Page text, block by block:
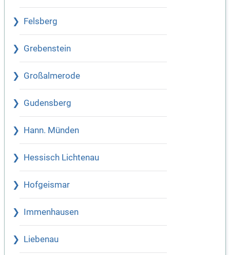
Felsberg
Grebenstein
Großalmerode
Gudensberg
Hann. Münden
Hessisch Lichtenau
Hofgeismar
Immenhausen
Liebenau